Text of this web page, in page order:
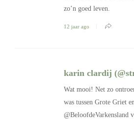
zo’n goed leven.
12 jaar ago
karin clardij
Wat mooi! Net zo
was tussen Grote Griet
@BeloofdeVarkensland